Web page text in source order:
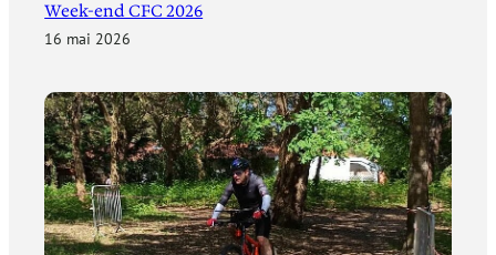
Week-end CFC 2026
16 mai 2026